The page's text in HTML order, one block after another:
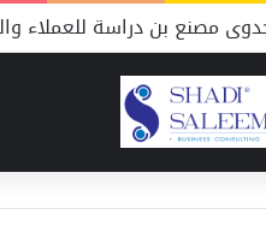
مصنع بن دراسة للعملاء